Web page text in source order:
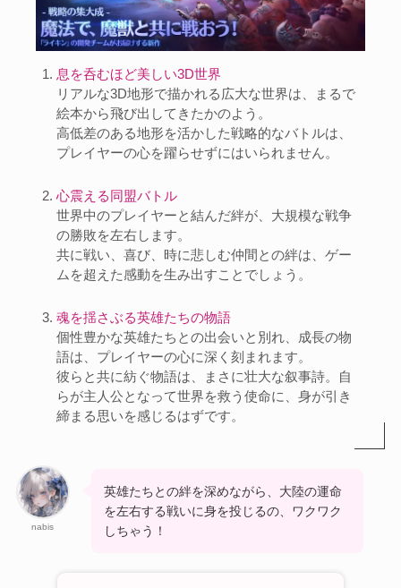
息を呑むほど美しい3D世界
リアルな3D地形で描かれる広大な世界は、まるで
絵本から飛び出してきたかのよう。
高低差のある地形を活かした戦略的なバトルは、
プレイヤーの心を躍らせずにはいられません。
心震える同盟バトル
世界中のプレイヤーと結んだ絆が、大規模な戦争
の勝敗を左右します。
共に戦い、喜び、時に悲しむ仲間との絆は、ゲー
ムを超えた感動を生み出すことでしょう。
魂を揺さぶる英雄たちの物語
個性豊かな英雄たちとの出会いと別れ、成長の物
語は、プレイヤーの心に深く刻まれます。
彼らと共に紡ぐ物語は、まさに壮大な叙事詩。自
らが主人公となって世界を救う使命に、身が引き
締まる思いを感じるはずです。
nabis
英雄たちとの絆を深めながら、大陸の運命
を左右する戦いに身を投じるの、ワクワク
しちゃう！